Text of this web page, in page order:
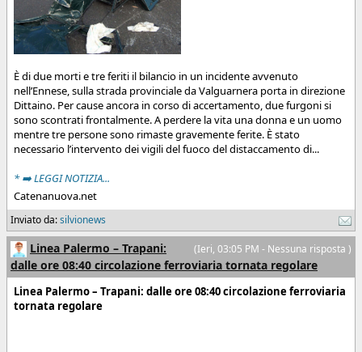
È di due morti e tre feriti il bilancio in un incidente avvenuto
nell’Ennese, sulla strada provinciale da Valguarnera porta in direzione
Dittaino. Per cause ancora in corso di accertamento, due furgoni si
sono scontrati frontalmente. A perdere la vita una donna e un uomo
mentre tre persone sono rimaste gravemente ferite. È stato
necessario l’intervento dei vigili del fuoco del distaccamento di...
* ➡️ LEGGI NOTIZIA...
Catenanuova.net
Inviato da:silvionews
(Ieri, 03:05 PM - Nessuna risposta )
Linea Palermo – Trapani:
dalle ore 08:40 circolazione ferroviaria tornata regolare
Linea Palermo – Trapani: dalle ore 08:40 circolazione ferroviaria
tornata regolare